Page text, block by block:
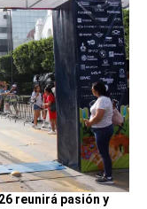
reunirá pasión y